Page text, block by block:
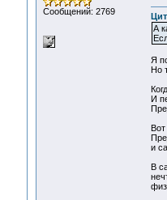
Сообщений: 2769
А
Я
Но
И
и
В